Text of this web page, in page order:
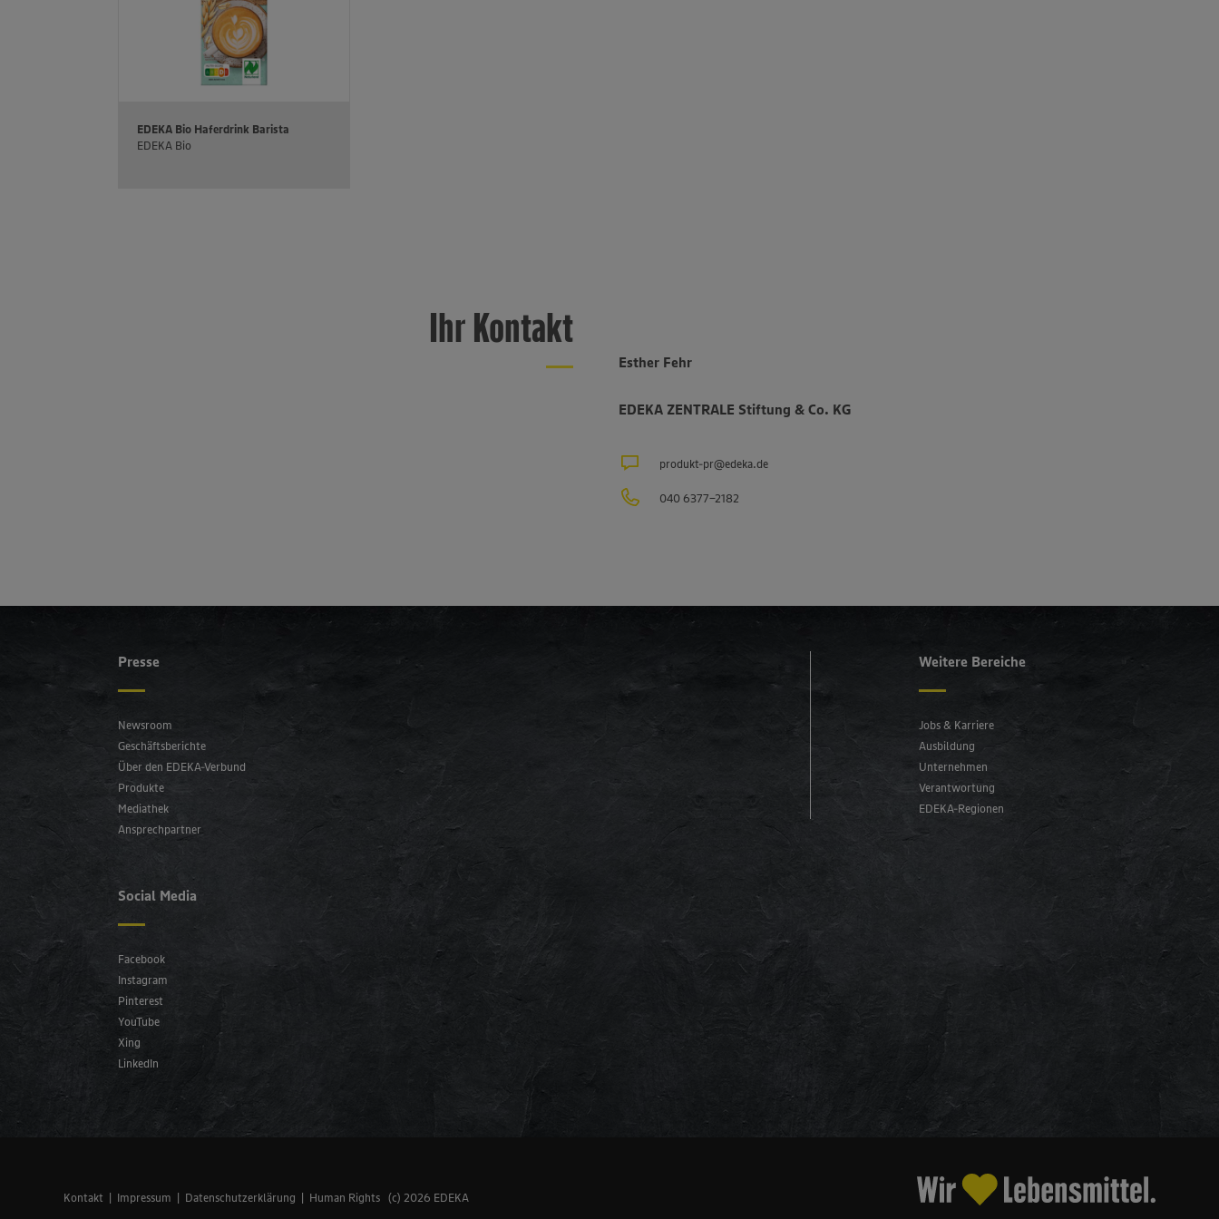
EDEKA Bio Haferdrink Barista
EDEKA Bio
Ihr Kontakt
Esther Fehr
EDEKA ZENTRALE Stiftung & Co. KG
produkt-pr@edeka.de
040 6377-2182
Presse
Newsroom
Geschäftsberichte
Über den EDEKA-Verbund
Produkte
Mediathek
Ansprechpartner
Social Media
Facebook
Instagram
Pinterest
YouTube
Xing
LinkedIn
Weitere Bereiche
Jobs & Karriere
Ausbildung
Unternehmen
Verantwortung
EDEKA-Regionen
Kontakt Impressum Datenschutzerklärung Human Rights (c) 2026 EDEKA